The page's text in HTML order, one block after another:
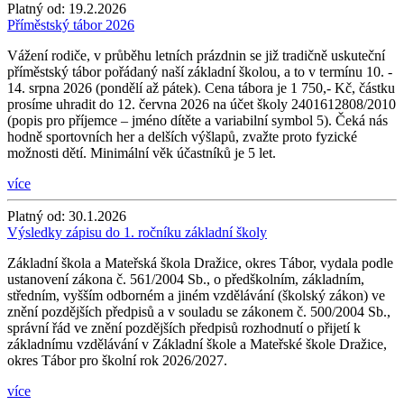
Platný od: 19.2.2026
Příměstský tábor 2026
Vážení rodiče, v průběhu letních prázdnin se již tradičně uskuteční
příměstský tábor pořádaný naší základní školou, a to v termínu 10. -
14. srpna 2026 (pondělí až pátek). Cena tábora je 1 750,- Kč, částku
prosíme uhradit do 12. června 2026 na účet školy 2401612808/2010
(popis pro příjemce – jméno dítěte a variabilní symbol 5). Čeká nás
hodně sportovních her a delších výšlapů, zvažte proto fyzické
možnosti dětí. Minimální věk účastníků je 5 let.
více
Platný od: 30.1.2026
Výsledky zápisu do 1. ročníku základní školy
Základní škola a Mateřská škola Dražice, okres Tábor, vydala podle
ustanovení zákona č. 561/2004 Sb., o předškolním, základním,
středním, vyšším odborném a jiném vzdělávání (školský zákon) ve
znění pozdějších předpisů a v souladu se zákonem č. 500/2004 Sb.,
správní řád ve znění pozdějších předpisů rozhodnutí o přijetí k
základnímu vzdělávání v Základní škole a Mateřské škole Dražice,
okres Tábor pro školní rok 2026/2027.
více